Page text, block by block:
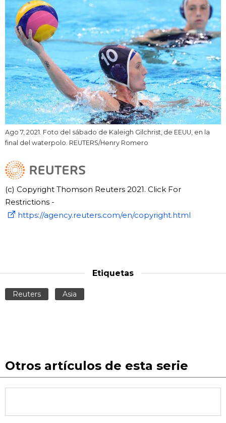
Ago 7, 2021. Foto del sábado de Kaleigh Gilchrist, de EEUU, en la
final del waterpolo. REUTERS/Henry Romero
(c) Copyright Thomson Reuters 2021. Click For
Restrictions -
https://agency.reuters.com/en/copyright.html
Etiquetas
Reuters Asia
Otros artículos de esta serie